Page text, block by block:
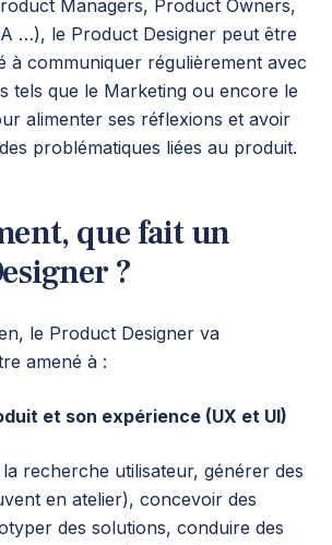
Managers, Product Owners,
…), le Product Designer peut être
à communiquer régulièrement avec
tels que le Marketing ou encore le
alimenter ses réflexions et avoir
problématiques liées au produit.
que fait un
?
le Product Designer va
amené à :
et son expérience (UX et UI)
recherche utilisateur, générer des
en atelier), concevoir des
des solutions, conduire des